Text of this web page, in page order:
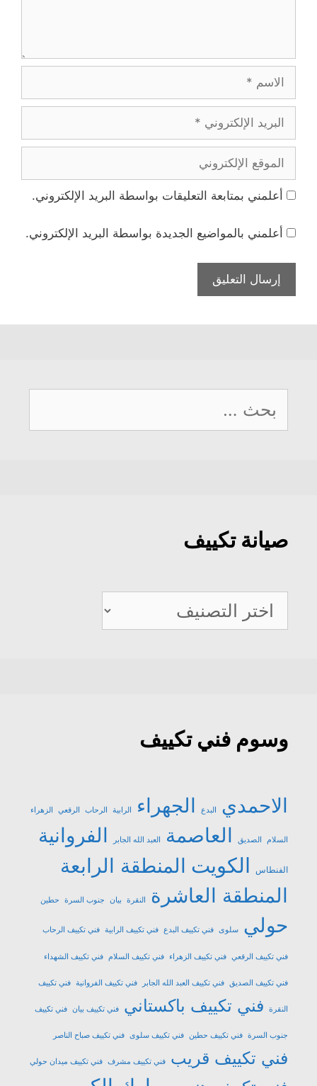
الإلكتروني
الإلكتروني
أعلمني بمتابعة التعليقات بواسطة البريد الإلكتروني.
أعلمني بالمواضيع الجديدة بواسطة البريد الإلكتروني.
عن:
صيانة تكييف
صيانة
تكييف
وسوم فني تكييف
الاحمدي البدع الجهراء الرابية الرحاب الرقعي الزهراء
السلام الصديق العاصمة العبد الله الجابر الفروانية
الفنطاس الكويت المنطقة الرابعة
المنطقة العاشرة
النقرة بيان جنوب السرة حطين
حولي سلوى فني تكييف البدع فني تكييف الرابية فني تكييف الرحاب
فني تكييف الرقعي فني تكييف الزهراء فني تكييف السلام فني تكييف الشهداء
فني تكييف الصديق فني تكييف العبد الله الجابر فني تكييف الفروانية فني تكييف
النقرة فني تكييف باكستاني فني تكييف بيان فني تكييف
جنوب السرة فني تكييف حطين فني تكييف سلوى فني تكييف صباح الناصر
فني تكييف قريب فني تكييف مشرف فني تكييف ميدان حولي